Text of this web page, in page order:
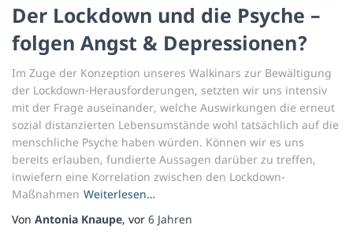
Der Lockdown und die Psyche –
folgen Angst & Depressionen?
Im Zuge der Konzeption unseres Walkinars zur Bewältigung
der Lockdown-Herausforderungen, setzten wir uns intensiv
mit der Frage auseinander, welche Auswirkungen die erneut
sozial distanzierten Lebensumstände wohl tatsächlich auf die
menschliche Psyche haben würden. Können wir es uns
bereits erlauben, fundierte Aussagen darüber zu treffen,
inwiefern eine Korrelation zwischen den Lockdown-
Maßnahmen Weiterlesen…
Von Antonia Knaupe, vor 6 Jahren